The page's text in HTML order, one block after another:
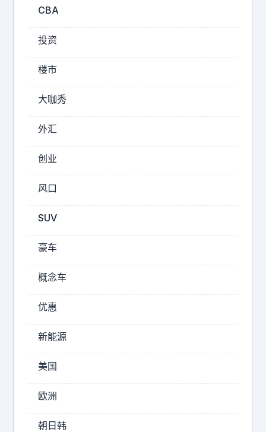
态
度
还
是
够
日
，
根
据
俄
罗
斯
卫
星
通
讯
社
2026-
08-
08
22:01
CBA
投资
楼市
大咖秀
外汇
创业
风口
SUV
豪车
概念车
优惠
新能源
美国
欧洲
朝日韩